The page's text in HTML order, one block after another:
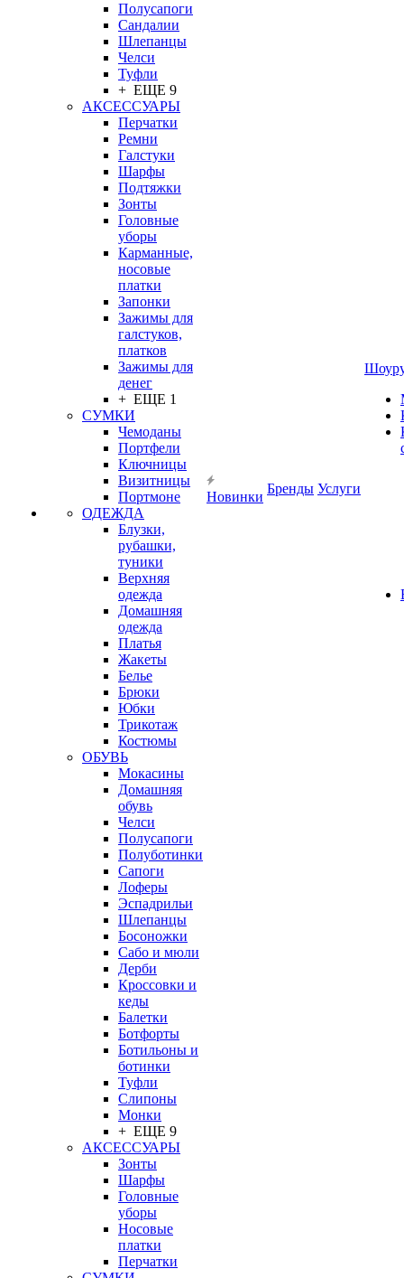
Полусапоги
Сандалии
Шлепанцы
Челси
Туфли
+ ЕЩЕ 9
АКСЕССУАРЫ
Перчатки
Ремни
Галстуки
Шарфы
Подтяжки
Зонты
Головные
уборы
Карманные,
носовые
платки
Запонки
Зажимы для
галстуков,
платков
Зажимы для
денег
+ ЕЩЕ 1
СУМКИ
Чемоданы
Портфели
Ключницы
Визитницы
Портмоне
ОДЕЖДА
Блузки,
рубашки,
туники
Верхняя
одежда
Домашняя
одежда
Платья
Жакеты
Белье
Брюки
Юбки
Трикотаж
Костюмы
ОБУВЬ
Мокасины
Домашняя
обувь
Челси
Полусапоги
Полуботинки
Сапоги
Лоферы
Эспадрильи
Шлепанцы
Босоножки
Сабо и мюли
Дерби
Кроссовки и
кеды
Балетки
Ботфорты
Ботильоны и
ботинки
Туфли
Слипоны
Монки
+ ЕЩЕ 9
АКСЕССУАРЫ
Зонты
Шарфы
Головные
уборы
Носовые
платки
Перчатки
Новинки
Бренды Услуги